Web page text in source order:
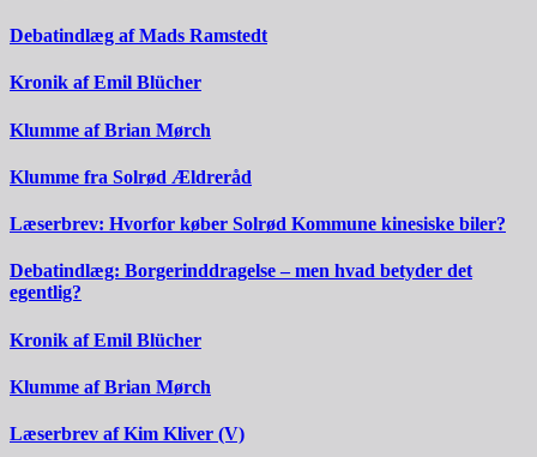
Debatindlæg af Mads Ramstedt
Kronik af Emil Blücher
Klumme af Brian Mørch
Klumme fra Solrød Ældreråd
Læserbrev: Hvorfor køber Solrød Kommune kinesiske biler?
Debatindlæg: Borgerinddragelse – men hvad betyder det
egentlig?
Kronik af Emil Blücher
Klumme af Brian Mørch
Læserbrev af Kim Kliver (V)